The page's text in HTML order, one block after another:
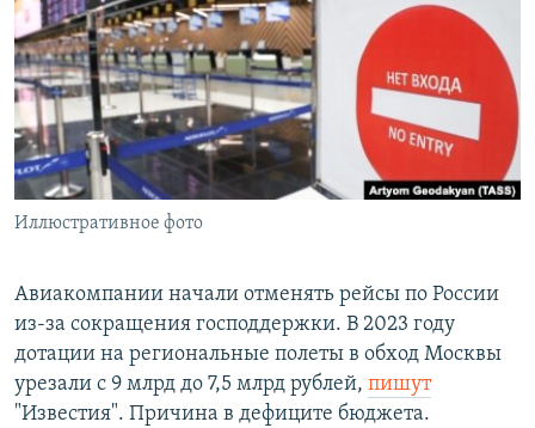
РАСПИСАНИЕ ВЕЩАНИЯ
ПОДПИШИТЕСЬ НА РАССЫЛКУ
СОЦИАЛЬНЫЕ СЕТИ
Все сайты РСЕ/РС
Иллюстративное фото
Авиакомпании начали отменять рейсы по России
из-за сокращения господдержки. В 2023 году
дотации на региональные полеты в обход Москвы
урезали с 9 млрд до 7,5 млрд рублей, пишут
"Известия". Причина в дефиците бюджета.